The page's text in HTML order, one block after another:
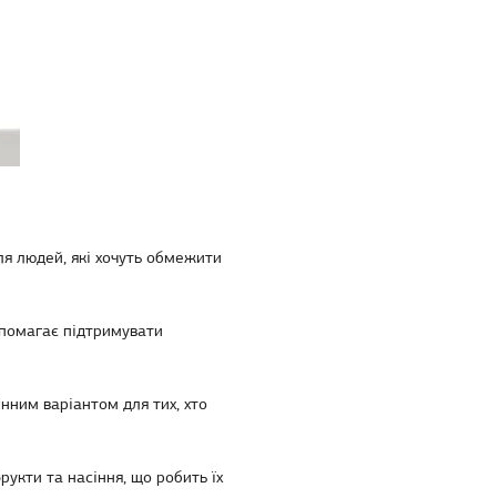
людей, які хочуть обмежити
підтримувати
варіантом для тих, хто
та насіння, що робить їх